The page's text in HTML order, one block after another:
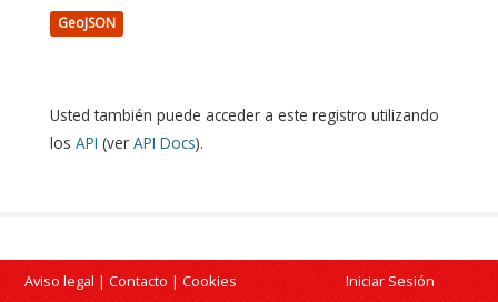
GeoJSON
Usted también puede acceder a este registro utilizando
los API (ver API Docs).
Aviso legal | Contacto | Cookies Iniciar Sesión